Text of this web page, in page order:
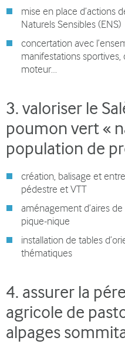
mise en place d’actions
Naturels Sensibles (ENS)
concertation avec
manifestations
moteur…
3. valoriser le
poumon vert «
population de
création, balisage et
pédestre et VTT
aménagement d’aires
pique-nique
installation de tables
thématiques
4. assurer la
agricole de
alpages